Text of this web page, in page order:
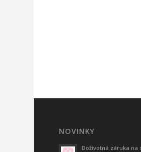
NOVINKY
Doživotná záruka na